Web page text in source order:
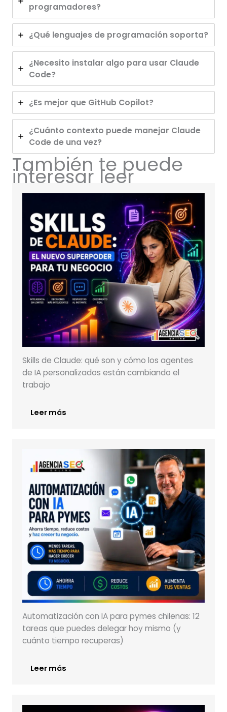
programadores?
¿Qué lenguajes de programación soporta?
¿Necesito instalar algo para usar Claude
Code?
¿Es mejor que GitHub Copilot?
¿Cuánto contexto puede manejar Claude
Code de una vez?
También te puede
interesar leer
Skills de Claude: qué son y cómo los agentes
de IA personalizados están cambiando el
trabajo
Leer más
Automatización con IA para pymes chilenas: 12
tareas que puedes delegar hoy mismo (y
cuánto tiempo recuperas)
Leer más